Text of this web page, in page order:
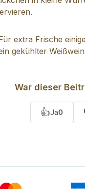
extra Frische
gekühlter
War dieser
👍Ja0